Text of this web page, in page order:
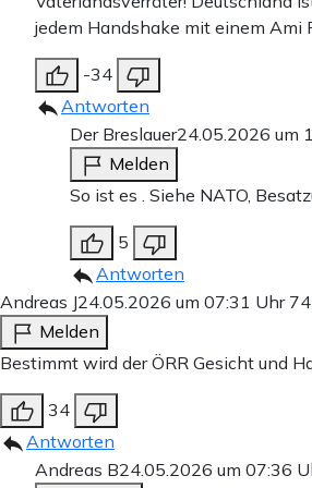
jedem Handshake mit einem Ami
-34
Antworten
Der Breslauer24.05.2026 um
Melden
So ist es . Siehe NATO,
5
Antworten
Andreas J24.05.2026 um 07:31 Uhr
Melden
Bestimmt wird der ÖRR Gesicht und
34
Antworten
Andreas B24.05.2026 um 07:36